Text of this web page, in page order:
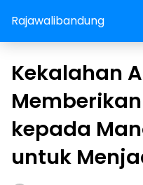
Rajawalibandung
Kekalahan
kepada
untuk